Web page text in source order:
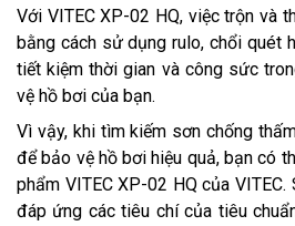
Với VITEC XP-02 HQ, việc trộn và
bằng cách sử dụng rulo, chổi quét
tiết kiệm thời gian và công sức
vệ hồ bơi của bạn.
Vì vậy, khi tìm kiếm sơn chống
để bảo vệ hồ bơi hiệu quả, bạn có
phẩm VITEC XP-02 HQ của
đáp ứng các tiêu chí của tiêu